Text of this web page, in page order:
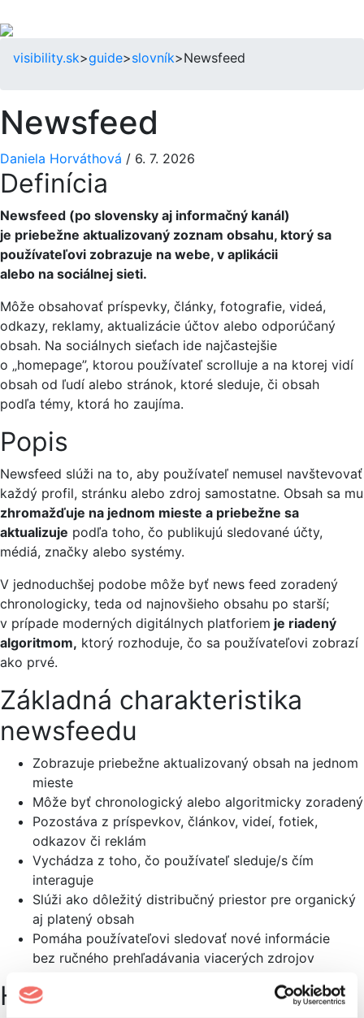
visibility.sk>guide>slovník>Newsfeed
Newsfeed
Daniela Horváthová / 6. 7. 2026
Definícia
Newsfeed (po slovensky aj informačný kanál)
je priebežne aktualizovaný zoznam obsahu, ktorý sa
používateľovi zobrazuje na webe, v aplikácii
alebo na sociálnej sieti.
Môže obsahovať príspevky, články, fotografie, videá,
odkazy, reklamy, aktualizácie účtov alebo odporúčaný
obsah. Na sociálnych sieťach ide najčastejšie
o „homepage”, ktorou používateľ scrolluje a na ktorej vidí
obsah od ľudí alebo stránok, ktoré sleduje, či obsah
podľa témy, ktorá ho zaujíma.
Popis
Newsfeed slúži na to, aby používateľ nemusel navštevovať
každý profil, stránku alebo zdroj samostatne. Obsah sa mu
zhromažďuje na jednom mieste a priebežne sa
aktualizuje podľa toho, čo publikujú sledované účty,
médiá, značky alebo systémy.
V jednoduchšej podobe môže byť news feed zoradený
chronologicky, teda od najnovšieho obsahu po starší;
v prípade moderných digitálnych platforiem je riadený
algoritmom, ktorý rozhoduje, čo sa používateľovi zobrazí
ako prvé.
Základná charakteristika
newsfeedu
Zobrazuje priebežne aktualizovaný obsah na jednom
mieste
Môže byť chronologický alebo algoritmicky zoradený
Pozostáva z príspevkov, článkov, videí, fotiek,
odkazov či reklám
Vychádza z toho, čo používateľ sleduje/s čím
interaguje
Slúži ako dôležitý distribučný priestor pre organický
aj platený obsah
Pomáha používateľovi sledovať nové informácie
bez ručného prehľadávania viacerých zdrojov
Historický kontext